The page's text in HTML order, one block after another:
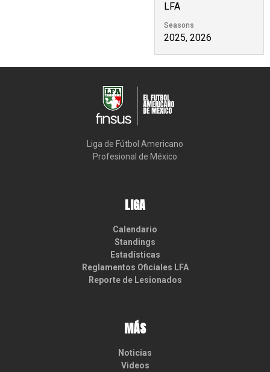
LFA
Seasons
2025, 2026
Liga de Fútbol Americano
Profesional de México
LIGA
Calendario
Standings
Estadísticas
Reglamentos Oficiales LFA
Reporte de Lesionados
MÁS
Noticias
Videos